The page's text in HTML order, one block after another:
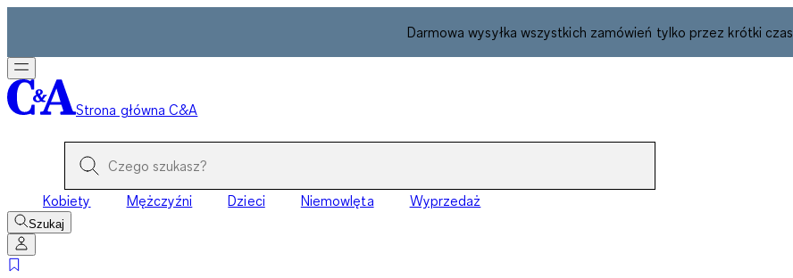
Darmowa wysyłka wszystkich zamówień tylko przez krótki czas
Strona główna C&A
Kobiety Mężczyźni Dzieci Niemowlęta Wyprzedaż
Szukaj